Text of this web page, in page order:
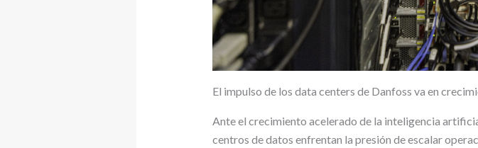
El impulso de los data centers de Danfoss va en
Ante el crecimiento acelerado de la inteligencia
centros de datos enfrentan la presión de escalar